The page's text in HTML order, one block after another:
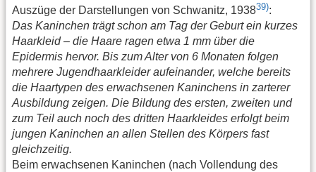
Auszüge der Darstellungen von Schwanitz, 193839):
Das Kaninchen trägt schon am Tag der Geburt ein kurzes
Haarkleid – die Haare ragen etwa 1 mm über die
Epidermis hervor. Bis zum Alter von 6 Monaten folgen
mehrere Jugendhaarkleider aufeinander, welche bereits
die Haartypen des erwachsenen Kaninchens in zarterer
Ausbildung zeigen. Die Bildung des ersten, zweiten und
zum Teil auch noch des dritten Haarkleides erfolgt beim
jungen Kaninchen an allen Stellen des Körpers fast
gleichzeitig.
Beim erwachsenen Kaninchen (nach Vollendung des